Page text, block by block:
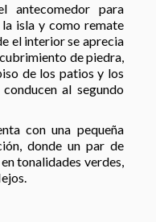
antecomedor para
isla y como remate
el interior se aprecia
de piedra,
de los patios y los
al segundo
con una pequeña
donde un par de
tonalidades verdes,